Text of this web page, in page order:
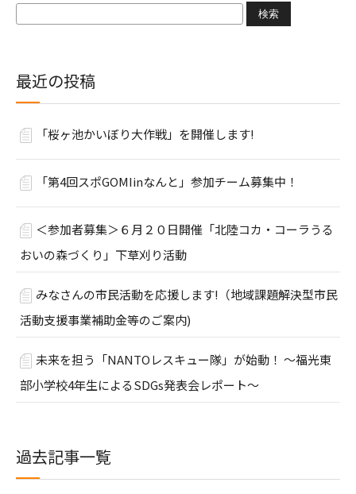
検
最近の投稿
「桜ヶ池かいぼり大作戦」を開催します!
「第4回スポGOMIinなんと」参加チーム募集中！
＜参加者募集＞６月２０日開催「北陸コカ・コーラうる
おいの森づくり」下草刈り活動
みなさんの市民活動を応援します!（地域課題解決型市民
活動支援事業補助金等のご案内)
未来を担う「NANTOレスキュー隊」が始動！ ～福光東
部小学校4年生によるSDGs発表会レポート～
過去記事一覧